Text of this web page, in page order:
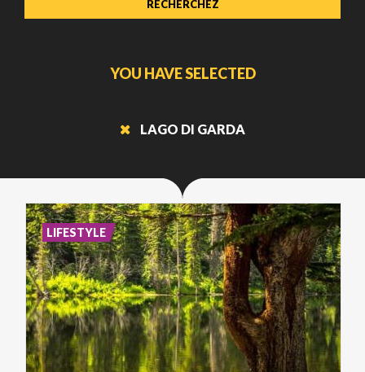
YOU HAVE SELECTED
LAGO DI GARDA
LIFESTYLE